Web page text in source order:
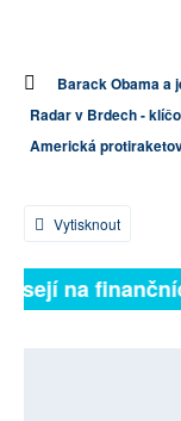
Barack Obama a
Radar v Brdech -
Americká
Vytisknout
na